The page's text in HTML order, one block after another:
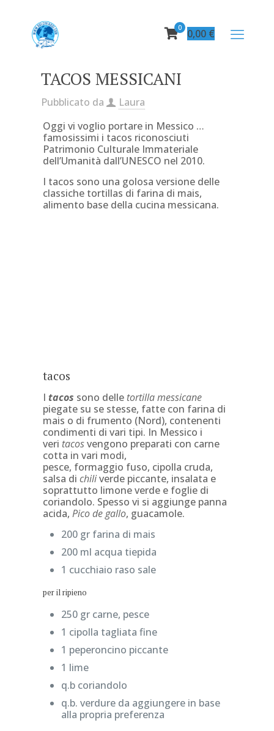
0 0,00 €
TACOS MESSICANI
Pubblicato da
Laura
Oggi vi voglio portare in Messico …
famosissimi i tacos riconosciuti
Patrimonio Culturale Immateriale
dell’Umanità dall’UNESCO nel 2010.
I tacos sono una golosa versione delle
classiche tortillas di farina di mais,
alimento base della cucina messicana.
tacos
I tacos sono delle tortilla messicane
piegate su se stesse, fatte con farina di
mais o di frumento (Nord), contenenti
condimenti di vari tipi. In Messico i
veri tacosvengono preparati con carne
cotta in vari modi,
pesce, formaggio fuso, cipolla cruda,
salsa di chiliverdepiccante, insalata e
soprattutto limone verde e foglie di
coriandolo. Spesso vi si aggiunge panna
acida, Pico de gallo, guacamole.
200 gr farina di mais
200 ml acqua tiepida
1 cucchiaio raso sale
per il ripieno
250 gr carne, pesce
1 cipolla tagliata fine
1 peperoncino piccante
1 lime
q.b coriandolo
q.b. verdure da aggiungere in base
alla propria preferenza